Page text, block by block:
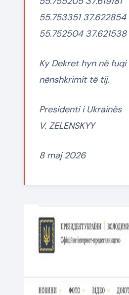
55.753351 37.622854
55.752504 37.621538
Ky Dekret hyn në
nënshkrimit të tij.
Presidenti i Ukrainës
V. ZELENSKYY
8 maj 2026